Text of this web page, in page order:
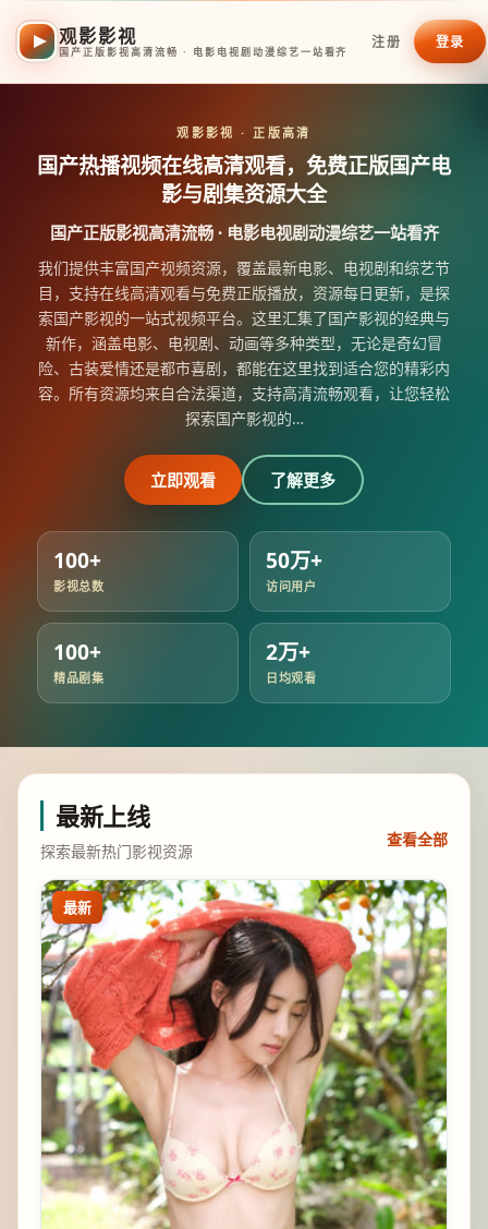
观影影视
国产正版影视高清流畅 · 电影电视剧动漫综艺一站看齐
注册 登录
观影影视 · 正版高清
国产热播视频在线高清观看，免费正版国产电
影与剧集资源大全
国产正版影视高清流畅 · 电影电视剧动漫综艺一站看齐
我们提供丰富国产视频资源，覆盖最新电影、电视剧和综艺节
目，支持在线高清观看与免费正版播放，资源每日更新，是探
索国产影视的一站式视频平台。这里汇集了国产影视的经典与
新作，涵盖电影、电视剧、动画等多种类型，无论是奇幻冒
险、古装爱情还是都市喜剧，都能在这里找到适合您的精彩内
容。所有资源均来自合法渠道，支持高清流畅观看，让您轻松
探索国产影视的…
立即观看 了解更多
100+
影视总数
50万+
访问用户
100+
精品剧集
2万+
日均观看
最新上线
探索最新热门影视资源
查看全部
最新